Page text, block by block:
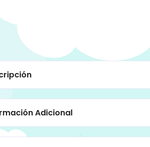
Adicional